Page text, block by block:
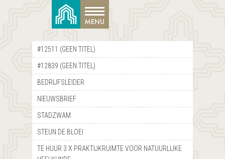
#12511 (GEEN TITEL)
#12839 (GEEN TITEL)
BEDRIJFSLEIDER
NIEUWSBRIEF
STADZWAM
STEUN DE BLOEI
TE HUUR 3 X PRAKTIJKRUIMTE VOOR NATUURLIJKE